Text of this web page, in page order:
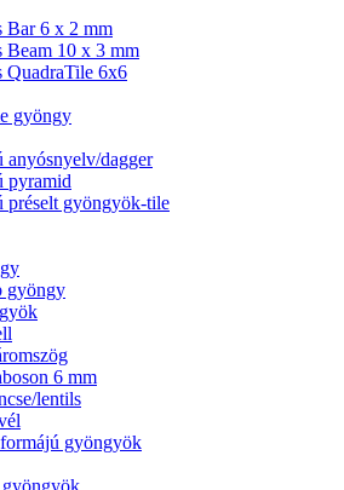
Bar 6 x 2 mm
Beam 10 x 3 mm
QuadraTile 6x6
gyöngy
dagger
pyramid
préselt gyöngyök-tile
gyöngy
6 mm
lentils
gyöngyök